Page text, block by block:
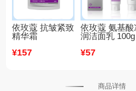
依玫蔻 抗皱紧致
精华霜
¥157
依玫蔻 氨基酸
润洁面乳 100g
¥57
商品详情